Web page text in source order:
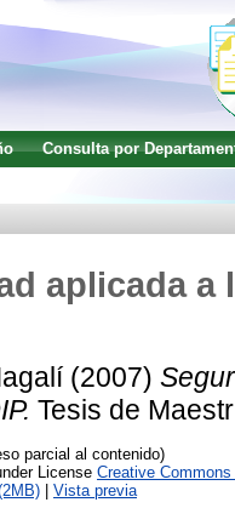
Consulta por
aplicada a
(2007)
Tesis de
parcial al contenido)
License Creative
Vista previa